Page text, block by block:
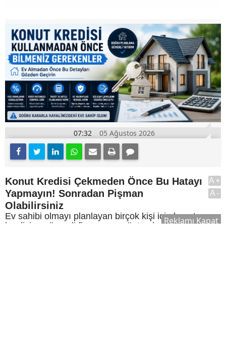
07:32 05 Ağustos 2026
Konut Kredisi Çekmeden Önce Bu Hatayı
Yapmayın! Sonradan Pişman
Olabilirsiniz
Ev sahibi olmayı planlayan birçok kişi için konut
kredisi, en önemli finansman yöntemlerinden biri
A+
A-
Reklamı Kapat